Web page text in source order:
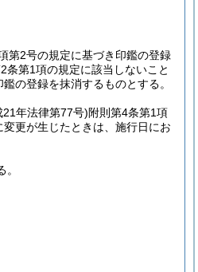
第2号の規定に基づき印鑑の登録
条第1項の規定に該当しないこと
の登録を抹消するものとする。
21年法律第77号)附則第4条第1項
更が生じたときは、施行日にお